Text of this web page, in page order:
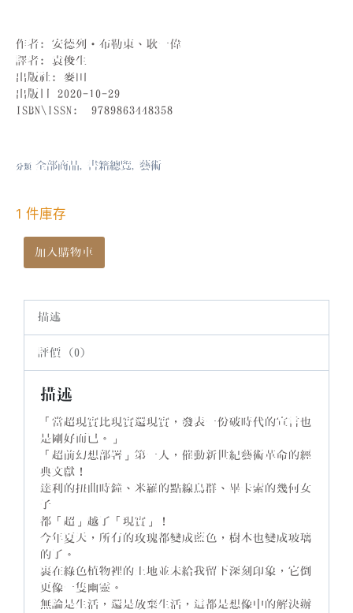
作者: 安德列‧布勒東、耿一偉
譯者: 袁俊生
出版社: 麥田
出版日 2020-10-29
ISBN\ISSN: 9789863448358
分類 全部商品, 書籍總覽, 藝術
1 件庫存
加入購物車
描述
評價 (0)
描述
「當超現實比現實還現實，發表一份破時代的宣言也
是剛好而已。」
「超前幻想部署」第一人，催動新世紀藝術革命的經
典文獻！
達利的扭曲時鐘、米羅的點線鳥群、畢卡索的幾何女
子
都「超」越了「現實」！
今年夏天，所有的玫瑰都變成藍色，樹木也變成玻璃
的了。
裹在綠色植物裡的土地並未給我留下深刻印象，它倒
更像一隻幽靈。
無論是生活，還是放棄生活，這都是想像中的解決辦